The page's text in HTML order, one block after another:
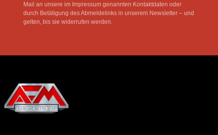
Mail an unsere im Impressum genannten Kontaktdaten oder
durch Betätigung des Abmeldelinks in unserem Newsletter – und
gelten, bis sie widerrufen werden.